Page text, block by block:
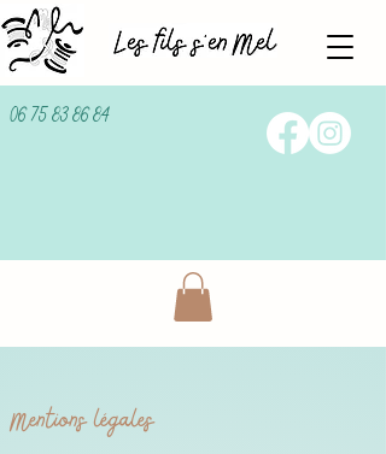
06 75 83 86 84
Mentions légales